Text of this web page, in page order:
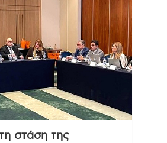
στάση της